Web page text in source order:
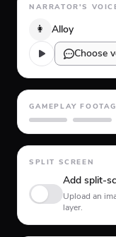
NARRATOR'S
👩
Alloy
Choose
GAMEPLAY
GTA 5
SPLIT SCREEN
Add split-
Upload an
layer.